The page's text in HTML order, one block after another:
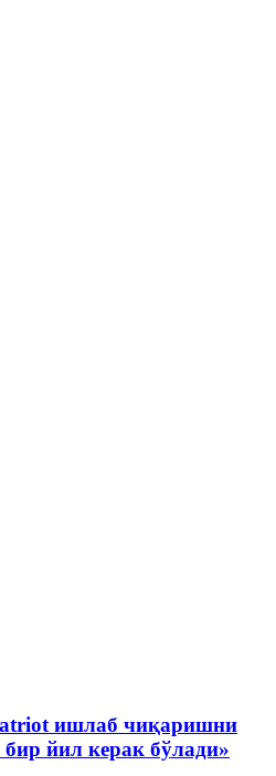
ишлаб чиқаришни
йил керак бўлади»